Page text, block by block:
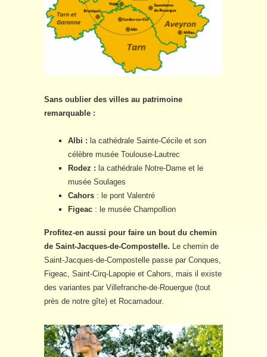
Sans oublier des villes au patrimoine
remarquable :
Albi : la cathédrale Sainte-Cécile et son
célèbre musée Toulouse-Lautrec
Rodez : la cathédrale Notre-Dame et le
musée Soulages
Cahors : le pont Valentré
Figeac : le musée Champollion
Profitez-en aussi pour faire un bout du chemin
de Saint-Jacques-de-Compostelle. Le chemin de
Saint-Jacques-de-Compostelle passe par Conques,
Figeac, Saint-Cirq-Lapopie et Cahors, mais il existe
des variantes par Villefranche-de-Rouergue (tout
près de notre gîte) et Rocamadour.